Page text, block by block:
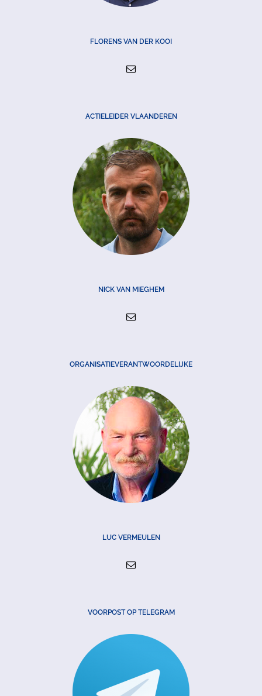
FLORENS VAN DER KOOI
ACTIELEIDER VLAANDEREN
NICK VAN MIEGHEM
ORGANISATIEVERANTWOORDELIJKE
LUC VERMEULEN
VOORPOST OP TELEGRAM